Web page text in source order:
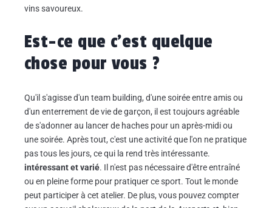
vins savoureux.
Est-ce que c'est quelque
chose pour vous ?
Qu'il s'agisse d'un team building, d'une soirée entre amis ou
d'un enterrement de vie de garçon, il est toujours agréable
de s'adonner au lancer de haches pour un après-midi ou
une soirée. Après tout, c'est une activité que l'on ne pratique
pas tous les jours, ce qui la rend très intéressante.
intéressant et varié. Il n'est pas nécessaire d'être entraîné
ou en pleine forme pour pratiquer ce sport. Tout le monde
peut participer à cet atelier. De plus, vous pouvez compter